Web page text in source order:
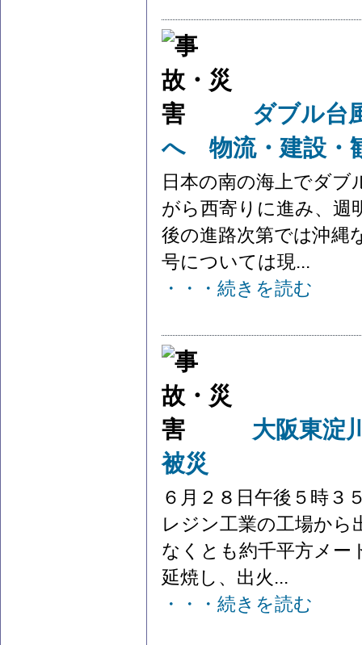
ダブル台
へ 物流・建設・
日本の南の海上でダブ
がら西寄りに進み、週
後の進路次第では沖縄
号については現...
・・・続きを読む
大阪東淀
被災
６月２８日午後５時３
レジン工業の工場から
なくとも約千平方メー
延焼し、出火...
・・・続きを読む